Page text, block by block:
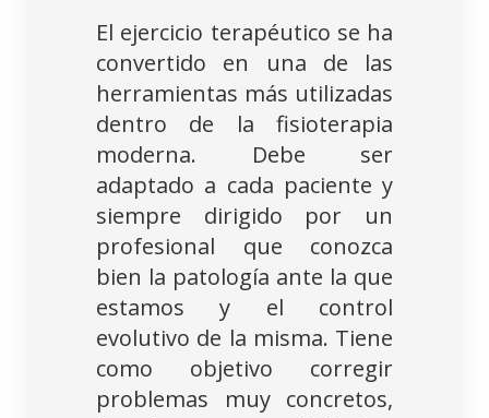
El ejercicio terapéutico se ha
convertido en una de las
herramientas más utilizadas
dentro de la fisioterapia
moderna. Debe ser
adaptado a cada paciente y
siempre dirigido por un
profesional que conozca
bien la patología ante la que
estamos y el control
evolutivo de la misma. Tiene
como objetivo corregir
problemas muy concretos,